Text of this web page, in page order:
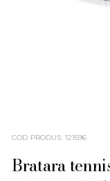
COD PRODUS: 121596
Bratara